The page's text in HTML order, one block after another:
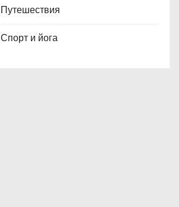
Путешествия
Спорт и йога